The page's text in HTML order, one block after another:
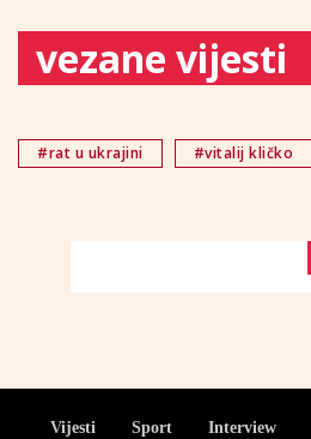
vezane vijesti
#rat u ukrajini #vitalij kličko
Vijesti Sport Interview